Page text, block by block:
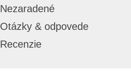
Nezaradené
Otázky & odpovede
Recenzie